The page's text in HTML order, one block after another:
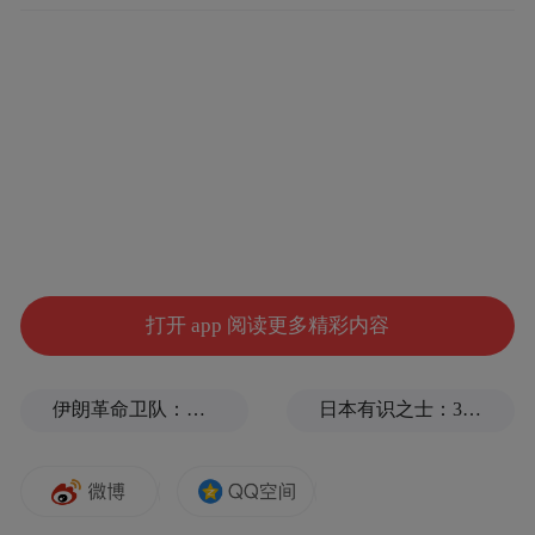
打开 app 阅读更多精彩内容
伊朗革命卫队：将保持对海峡控制至敌方接受全部条件 日本有识之士：32名中国劳工本不该命丧长崎